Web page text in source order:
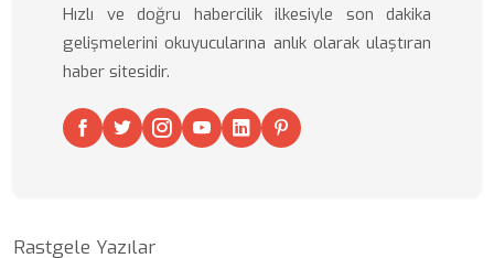
Hızlı ve doğru habercilik ilkesiyle son dakika
gelişmelerini okuyucularına anlık olarak ulaştıran
haber sitesidir.
Rastgele Yazılar